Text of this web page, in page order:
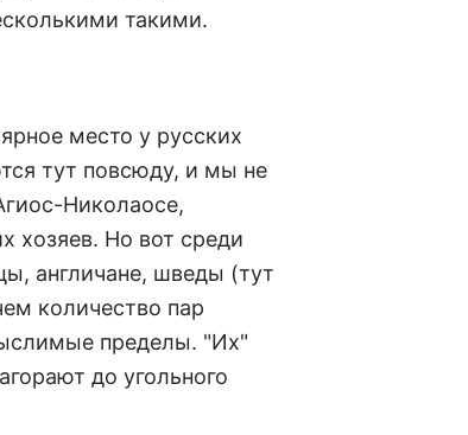
такими.
место у русских
тут повсюду, и мы не
Николаосе,
хозяев. Но вот среди
англичане, шведы (тут
количество пар
пределы. "Их"
до угольного